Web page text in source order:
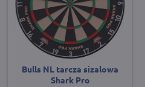
Bulls NL tarcza sizalowa
Shark Pro